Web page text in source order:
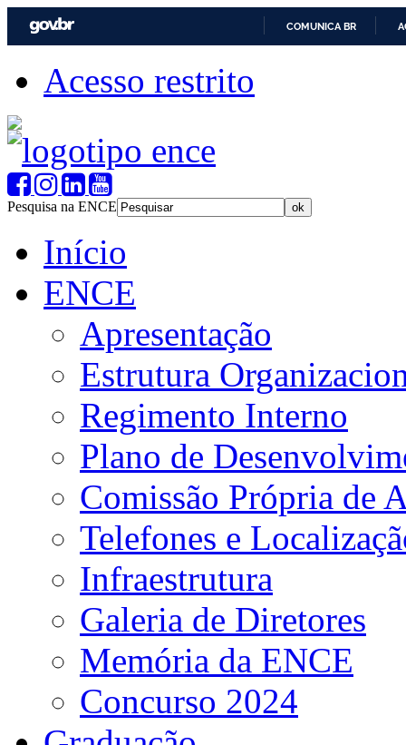
COMUNICA BR
Acesso restrito
Pesquisa na ENCE
Início
ENCE
Apresentação
Estrutura
Regimento Interno
Plano de
Comissão Própria de
Telefones e
Infraestrutura
Galeria de Diretores
Memória da ENCE
Concurso 2024